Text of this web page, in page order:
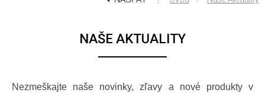
NAŠE AKTUALITY
Nezmeškajte naše novinky, zľavy a nové produkty v